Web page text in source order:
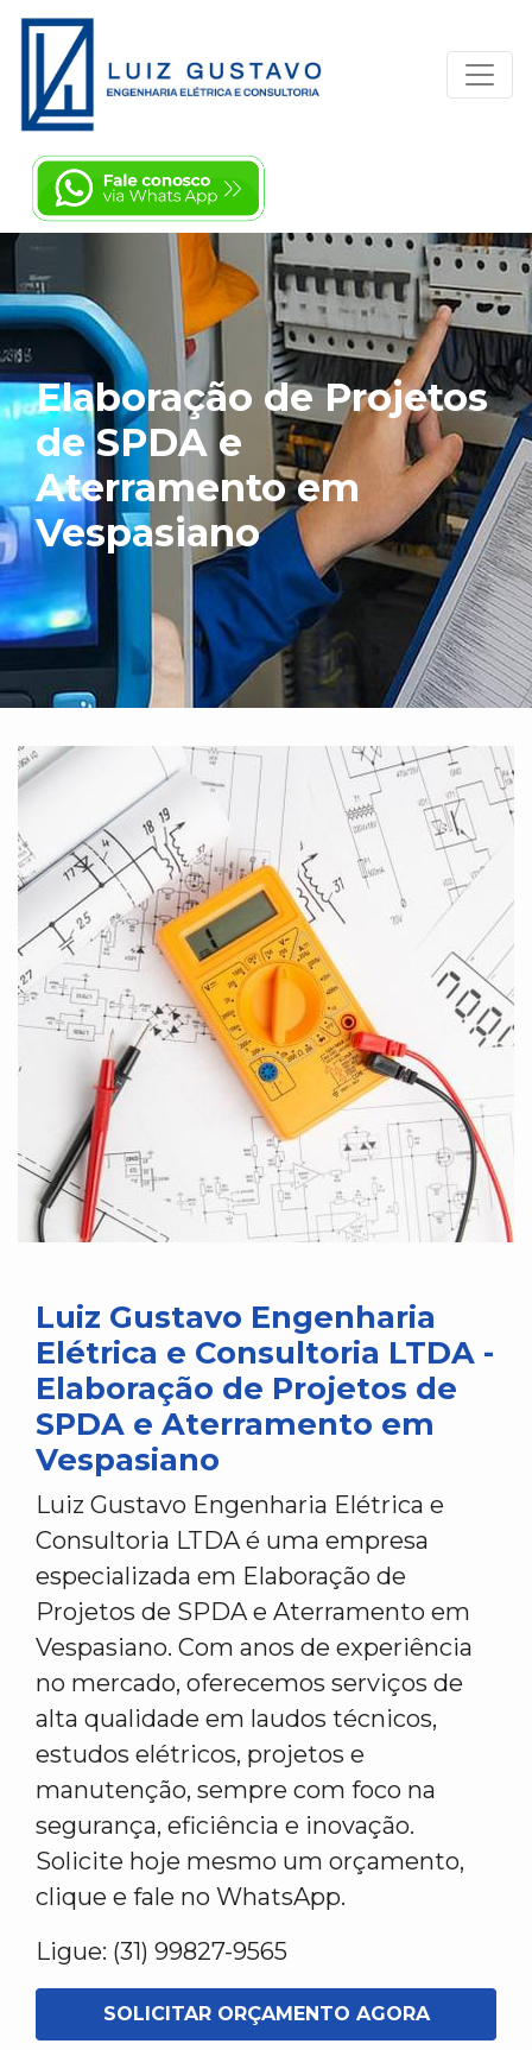
Elaboração de Projetos
de SPDA e
Aterramento em
Vespasiano
Luiz Gustavo Engenharia
Elétrica e Consultoria LTDA -
Elaboração de Projetos de
SPDA e Aterramento em
Vespasiano
Luiz Gustavo Engenharia Elétrica e
Consultoria LTDA é uma empresa
especializada em Elaboração de
Projetos de SPDA e Aterramento em
Vespasiano. Com anos de experiência
no mercado, oferecemos serviços de
alta qualidade em laudos técnicos,
estudos elétricos, projetos e
manutenção, sempre com foco na
segurança, eficiência e inovação.
Solicite hoje mesmo um orçamento,
clique e fale no WhatsApp.
Ligue: (31) 99827-9565
SOLICITAR ORÇAMENTO AGORA